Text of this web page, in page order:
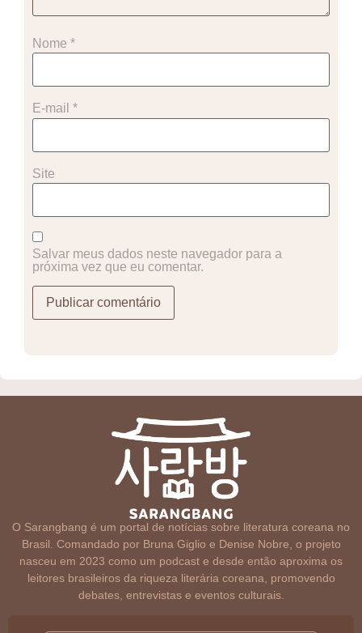
Nome *
E-mail *
Site
Salvar meus dados neste navegador para a
próxima vez que eu comentar.
O Sarangbang é um portal de notícias sobre literatura coreana no
Brasil. Comandado por Bruna Giglio e Denise Nobre, o projeto
nasceu em 2023 como um podcast e desde então aproxima os
leitores brasileiros da riqueza literária coreana, promovendo
debates, entrevistas e eventos culturais.